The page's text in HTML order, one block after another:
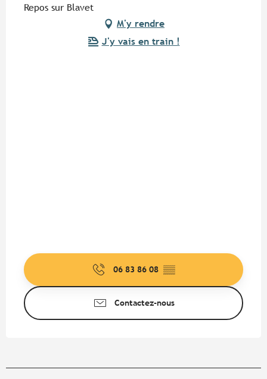
Repos sur Blavet
M'y rendre
J'y vais en train !
06 83 86 08 ▒▒
Contactez-nous